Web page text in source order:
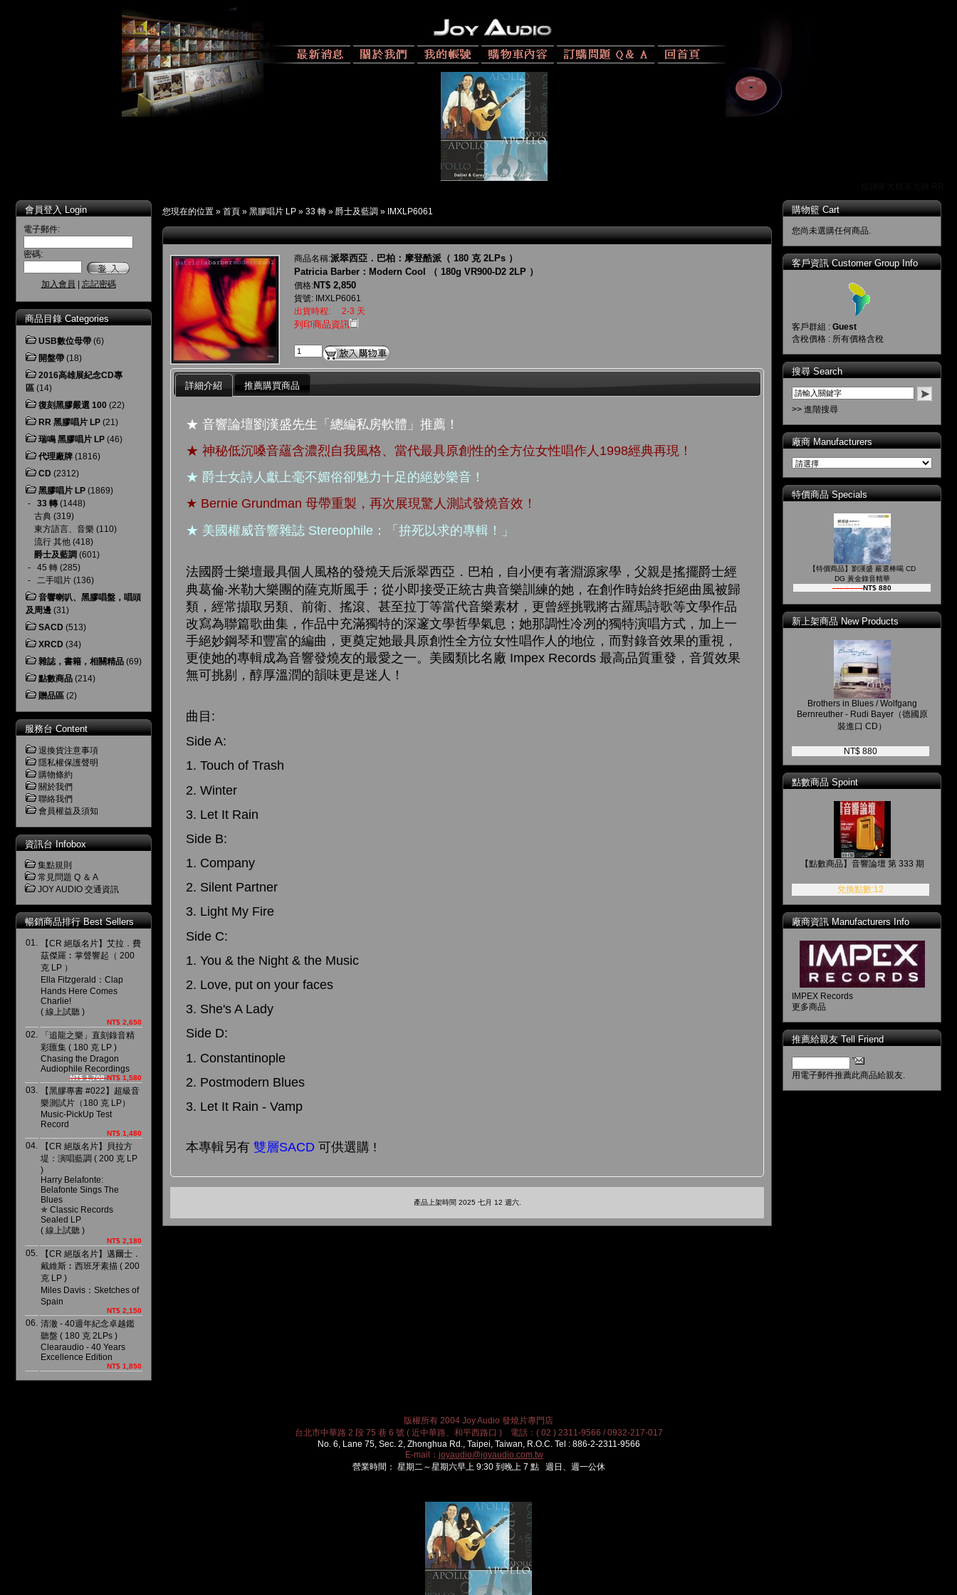
會員登入 Login
電子郵件:
密碼:
加入會員 忘記密碼
商品目錄 Categories
USB數位母帶 (6)
開盤帶 (18)
2016高雄展紀念CD專
區 (14)
復刻黑膠嚴選 100 (22)
RR 黑膠唱片 LP (21)
瑞鳴 黑膠唱片 LP (46)
代理廠牌 (1816)
CD (2312)
黑膠唱片 LP (1869)
- 33 轉 (1448)
古典 (319)
東方語言、音樂 (110)
流行 其他 (418)
爵士及藍調 (601)
- 45 轉 (285)
- 二手唱片 (136)
音響喇叭、黑膠唱盤，唱頭
及周邊 (31)
SACD (513)
XRCD (34)
雜誌，書籍，相關精品 (69)
點數商品 (214)
贈品區 (2)
服務台 Content
退換貨注意事項
隱私權保護聲明
購物條約
關於我們
聯絡我們
會員權益及須知
資訊台 Infobox
集點規則
常見問題 Q ＆ A
JOY AUDIO 交通資訊
暢銷商品排行 Best Sellers
01.
【CR 絕版名片】艾拉．費
茲傑羅︰掌聲響起（ 200
克 LP ）
Ella Fitzgerald：Clap
Hands Here Comes
Charlie!
( 線上試聽 )
NT$ 2,650
02.
「追龍之樂」直刻錄音精
彩匯集 ( 180 克 LP )
Chasing the Dragon
Audiophile Recordings
NT$ 1,700NT$ 1,580
03.
【黑膠專書 #022】超級音
樂測試片（180 克 LP）
Music-PickUp Test
Record
NT$ 1,480
04.
【CR 絕版名片】貝拉方
堤：演唱藍調 ( 200 克 LP
)
Harry Belafonte:
Belafonte Sings The
Blues
✯ Classic Records
Sealed LP
( 線上試聽 )
NT$ 2,180
05.
【CR 絕版名片】邁爾士．
戴維斯︰西班牙素描 ( 200
克 LP )
Miles Davis：Sketches of
Spain
NT$ 2,150
06. 清澈 - 40週年紀念卓越鑑
聽盤 ( 180 克 2LPs )
Clearaudio - 40 Years
Excellence Edition
NT$ 1,850
您現在的位置 » 首頁 » 黑膠唱片 LP » 33 轉 » 爵士及藍調 » IMXLP6061
商品名稱:派翠西亞．巴柏：摩登酷派（ 180 克 2LPs ）
Patricia Barber：Modern Cool （ 180g VR900-D2 2LP ）
價格:NT$ 2,850
貨號: IMXLP6061
出貨時程:
2-3 天
列印商品資訊
詳細介紹 推薦購買商品
★ 音響論壇劉漢盛先生「總編私房軟體」推薦！
★ 神秘低沉嗓音蘊含濃烈自我風格、當代最具原創性的全方位女性唱作人1998經典再現！
★ 爵士女詩人獻上毫不媚俗卻魅力十足的絕妙樂音！
★ Bernie Grundman 母帶重製，再次展現驚人測試發燒音效！
★ 美國權威音響雜誌 Stereophile：「拚死以求的專輯！」
法國爵士樂壇最具個人風格的發燒天后派翠西亞．巴柏，自小便有著淵源家學，父親是搖擺爵士經
典葛倫‧米勒大樂團的薩克斯風手；從小即接受正統古典音樂訓練的她，在創作時始終拒絕曲風被歸
類，經常擷取另類、前衛、搖滾、甚至拉丁等當代音樂素材，更曾經挑戰將古羅馬詩歌等文學作品
改寫為聯篇歌曲集，作品中充滿獨特的深邃文學哲學氣息；她那調性冷冽的獨特演唱方式，加上一
手絕妙鋼琴和豐富的編曲，更奠定她最具原創性全方位女性唱作人的地位，而對錄音效果的重視，
更使她的專輯成為音響發燒友的最愛之一。美國類比名廠 Impex Records 最高品質重發，音質效果
無可挑剔，醇厚溫潤的韻味更是迷人！
曲目:
Side A:
1. Touch of Trash
2. Winter
3. Let It Rain
Side B:
1. Company
2. Silent Partner
3. Light My Fire
Side C:
1. You & the Night & the Music
2. Love, put on your faces
3. She's A Lady
Side D:
1. Constantinople
2. Postmodern Blues
3. Let It Rain - Vamp
本專輯另有雙層SACD 可供選購 !
產品上架時間 2025 七月 12 週六.
購物籃 Cart
您尚未選購任何商品.
客戶資訊 Customer Group Info
客戶群組 : Guest
含稅價格 : 所有價格含稅
搜尋 Search
>> 進階搜尋
廠商 Manufacturers
特價商品 Specials
【特價商品】劉漢盛 嚴選棒喝 CD
DG 黃金錄音精華
NT$ 980NT$ 880
新上架商品 New Products
Brothers in Blues / Wolfgang
Bernreuther - Rudi Bayer（德國原
裝進口 CD）
NT$ 880
點數商品 Spoint
【點數商品】音響論壇 第 333 期
兌換點數:12
廠商資訊 Manufacturers Info
IMPEX Records
更多商品
推薦給親友 Tell Friend
用電子郵件推薦此商品給親友.
版權所有 2004 Joy Audio 發燒片專門店
台北市中華路 2 段 75 巷 6 號 ( 近中華路、和平西路口 ) 電話：( 02 ) 2311-9566 / 0932-217-017
No. 6, Lane 75, Sec. 2, Zhonghua Rd., Taipei, Taiwan, R.O.C. Tel : 886-2-2311-9566
E-mail： joyaudio@joyaudio.com.tw
營業時間： 星期二～星期六早上 9:30 到晚上 7 點 週日、週一公休